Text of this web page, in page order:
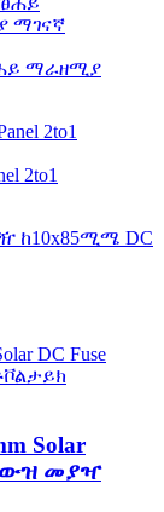
ማራዘሚያ
2to1
Solar
ፊውዝ መያዣ